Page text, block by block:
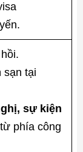
sạn tại
sự kiện
phía công